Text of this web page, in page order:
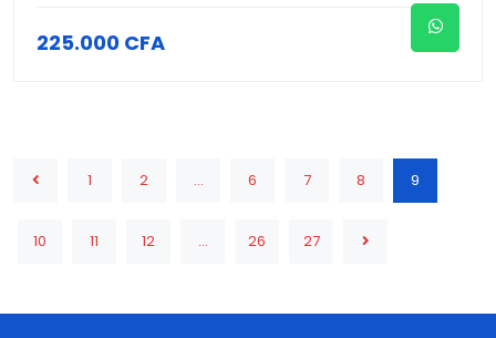
225.000 CFA
1 2 ... 6 7 8 9
10 11 12 ... 26 27